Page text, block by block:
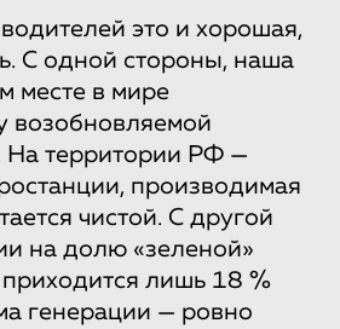
это и хорошая,
С одной стороны, наша
месте в мире
возобновляемой
На территории РФ —
производимая
чистой. С другой
на долю «зеленой»
приходится лишь 18 %
генерации — ровно